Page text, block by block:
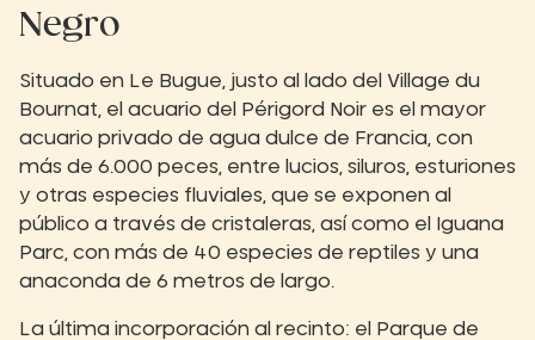
Negro
Situado en Le Bugue, justo al lado del Village du
Bournat, el acuario del Périgord Noir es el mayor
acuario privado de agua dulce de Francia, con
más de 6.000 peces, entre lucios, siluros, esturiones
y otras especies fluviales, que se exponen al
público a través de cristaleras, así como el Iguana
Parc, con más de 40 especies de reptiles y una
anaconda de 6 metros de largo.
La última incorporación al recinto: el Parque de